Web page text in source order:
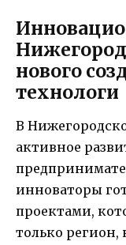
нового
технологи
В
активное
инноваторы
проектами,
только